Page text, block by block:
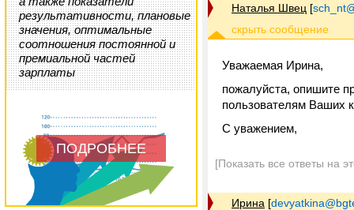
результативности, плановые
значения, оптимальные
соотношения постоянной и
премиальной частей
зарплаты
ПОДРОБНЕЕ
Наталья Швец [
Уважаемая Ирина,
пожалуйста, опишите
пользователям Ваших
С уважением,
[Показать все ответы на
Ирина [